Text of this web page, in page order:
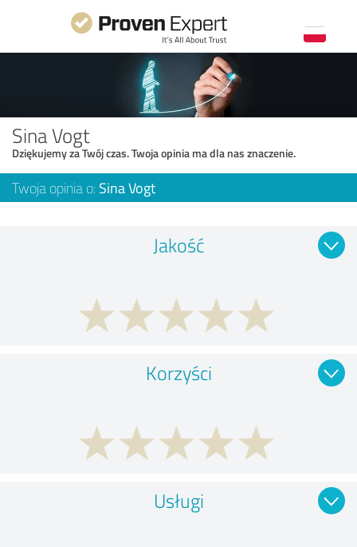
Sina Vogt
Dziękujemy za Twój czas. Twoja opinia ma dla nas znaczenie.
Twoja opinia o: Sina Vogt
Jakość
Korzyści
Usługi